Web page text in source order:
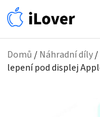
Domů /Náhradní díly/
lepení pod displej